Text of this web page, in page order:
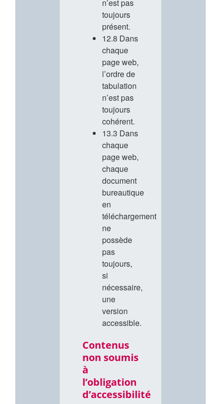
n’est pas
toujours
présent.
12.8 Dans
chaque
page web,
l’ordre de
tabulation
n’est pas
toujours
cohérent.
13.3 Dans
chaque
page web,
chaque
document
bureautique
en
téléchargement
ne
possède
pas
toujours,
si
nécessaire,
une
version
accessible.
Contenus
non soumis
à
l’obligation
d’accessibilité